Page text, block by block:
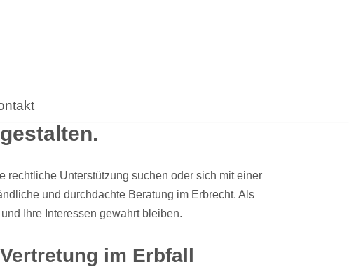
rechtliche Unterstützung suchen oder sich mit einer
und durchdachte Beratung im Erbrecht. Als
Ihre Interessen gewahrt bleiben.
im Erbfall